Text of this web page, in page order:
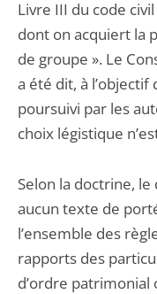
Livre III du code
dont on acquiert la
de groupe ». Le
a été dit, à l’objectif
poursuivi par les
choix légistique
Selon la doctrine, le
aucun texte de
l’ensemble des
rapports des
d’ordre